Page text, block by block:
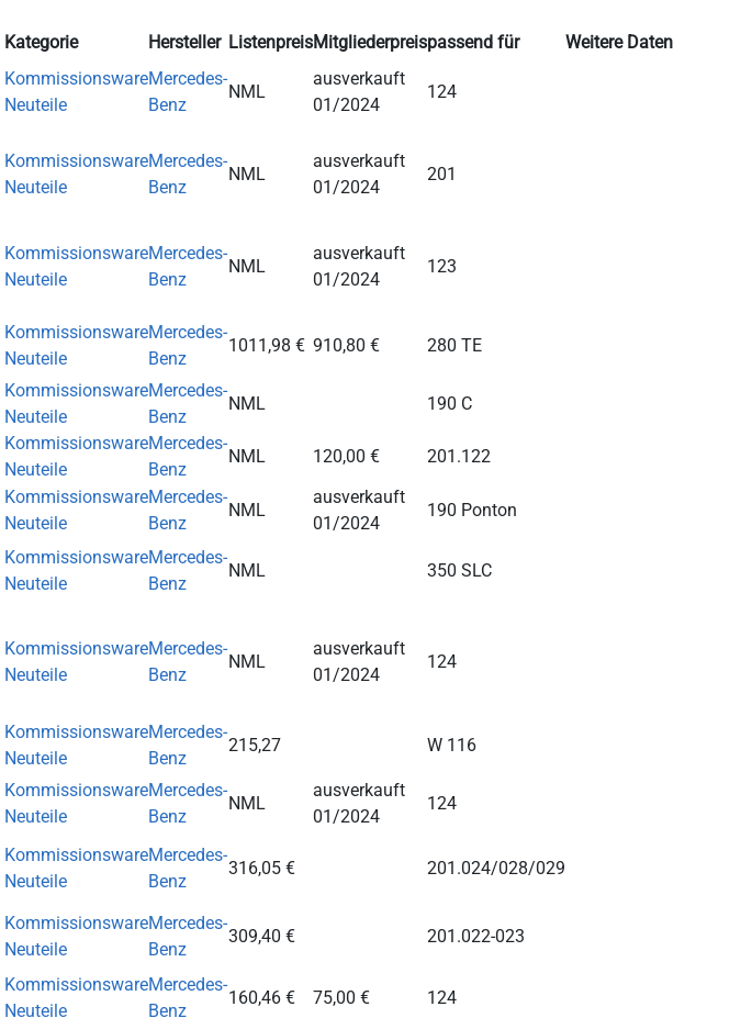
Kategorie Hersteller ListenpreisMitgliederpreispassend für
Weitere Daten
Kommissionsware
Neuteile
Mercedes-
Benz
NML
ausverkauft
01/2024
124
Kommissionsware
Neuteile
Mercedes-
Benz
NML
ausverkauft
01/2024
201
Kommissionsware
Neuteile
Mercedes-
Benz
NML
ausverkauft
01/2024
123
Kommissionsware
Neuteile
Mercedes-
Benz
1011,98 € 910,80 € 280 TE
Kommissionsware
Neuteile
Mercedes-
Benz
NML
190 C
Kommissionsware
Neuteile
Mercedes-
Benz
NML 120,00 €
201.122
Kommissionsware
Neuteile
Mercedes-
Benz
NML
ausverkauft
01/2024
190 Ponton
Kommissionsware
Neuteile
Mercedes-
Benz
NML 350 SLC
Kommissionsware
Neuteile
Mercedes-
Benz
NML
ausverkauft
01/2024
124
Kommissionsware
Neuteile
Mercedes-
Benz
215,27 W 116
Kommissionsware
Neuteile
Mercedes-
Benz
NML
ausverkauft
01/2024
124
Kommissionsware
Neuteile
Mercedes-
Benz
316,05 € 201.024/028/029
Kommissionsware
Neuteile
Mercedes-
Benz
309,40 € 201.022-023
Kommissionsware
Neuteile
Mercedes-
Benz
160,46 € 75,00 € 124